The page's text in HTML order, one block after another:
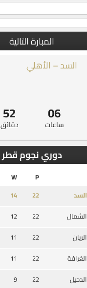
المبارة التالية
السد – الأهلي
06
ساعات
52
دقائق
دوري نجوم قطر
P
W
السد ‏22
14
الشمال 22
12
الريان 22
11
الغرافة 22
11
الدحيل 22
9